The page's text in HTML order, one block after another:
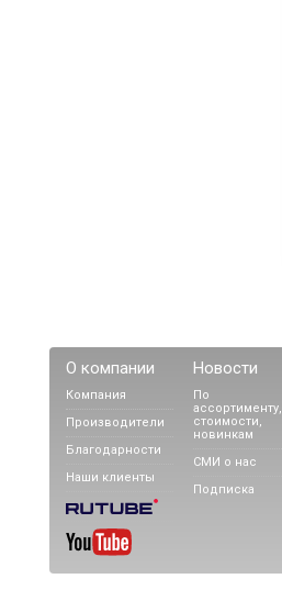
О компании
Компания
Производители
Благодарности
Наши клиенты
Новости
По
ассортименту,
стоимости,
новинкам
СМИ о нас
Подписка